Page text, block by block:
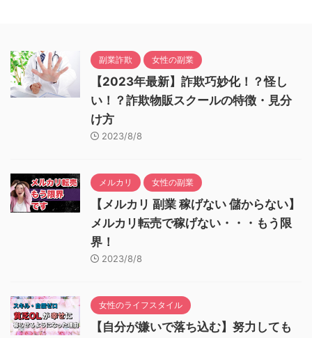
副業詐欺 女性の副業
【2023年最新】詐欺巧妙化！？怪し
い！？詐欺物販スクールの特徴・見分
け方
2023/8/8
メルカリ 女性の副業
【メルカリ 副業 稼げない 儲からない】
メルカリ転売で稼げない・・・もう限
界！
2023/8/8
女性のライフスタイル
【自分が嫌いで落ち込む】努力しても